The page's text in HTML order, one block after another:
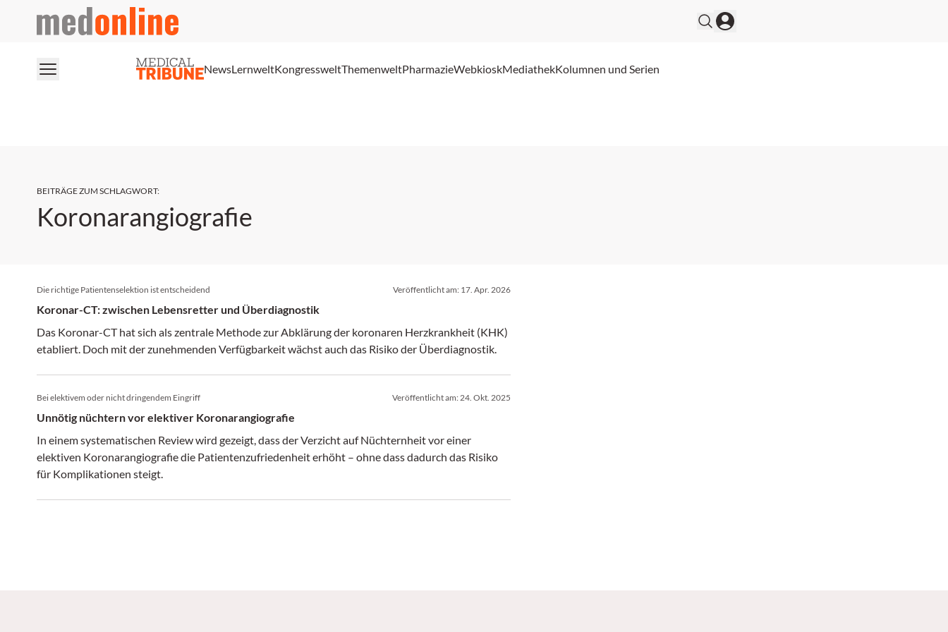
medonline
NewsLernweltKongressweltThemenweltPharmazieWebkioskMediathekKolumnen und Serien
BEITRÄGE ZUM SCHLAGWORT:
Koronarangiografie
Die richtige Patientenselektion ist entscheidend Veröffentlicht am: 17. Apr. 2026
Koronar-CT: zwischen Lebensretter und Überdiagnostik
Das Koronar-CT hat sich als zentrale Methode zur Abklärung der koronaren Herzkrankheit (KHK)
etabliert. Doch mit der zunehmenden Verfügbarkeit wächst auch das Risiko der Überdiagnostik.
Bei elektivem oder nicht dringendem Eingriff Veröffentlicht am:24. Okt. 2025
Unnötig nüchtern vor elektiver Koronarangiografie
In einem systematischen Review wird gezeigt, dass der Verzicht auf Nüchternheit vor einer
elektiven Koronarangiografie die Patientenzufriedenheit erhöht – ohne dass dadurch das Risiko
für Komplikationen steigt.